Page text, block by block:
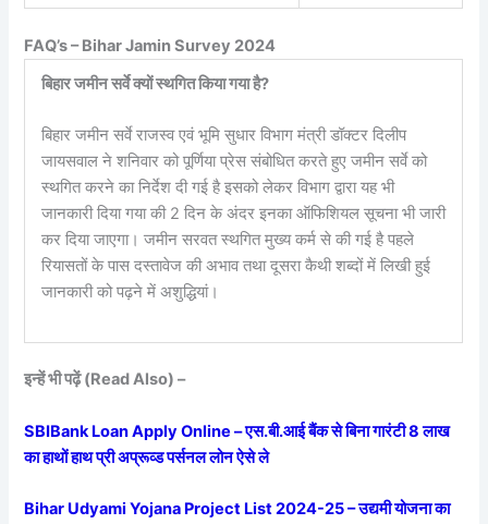
FAQ’s – Bihar Jamin Survey 2024
बिहार जमीन सर्वे क्यों स्थगित किया गया है?
बिहार जमीन सर्वे राजस्व एवं भूमि सुधार विभाग मंत्री डॉक्टर दिलीप
जायसवाल ने शनिवार को पूर्णिया प्रेस संबोधित करते हुए जमीन सर्वे को
स्थगित करने का निर्देश दी गई है इसको लेकर विभाग द्वारा यह भी
जानकारी दिया गया की 2 दिन के अंदर इनका ऑफिशियल सूचना भी जारी
कर दिया जाएगा। जमीन सरवत स्थगित मुख्य कर्म से की गई है पहले
रियासतों के पास दस्तावेज की अभाव तथा दूसरा कैथी शब्दों में लिखी हुई
जानकारी को पढ़ने में अशुद्धियां।
इन्हें भी पढ़ें (Read Also) –
SBIBank Loan Apply Online – एस.बी.आई बैंक से बिना गारंटी 8 लाख
का हाथों हाथ प्री अप्रूव्ड पर्सनल लोन ऐसे ले
Bihar Udyami Yojana Project List 2024-25 – उद्यमी योजना का